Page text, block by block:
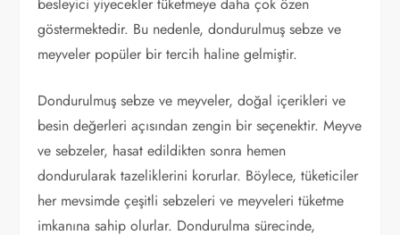
göstermektedir. Bu nedenle, dondurulmuş sebze ve
meyveler popüler bir tercih haline gelmiştir.
Dondurulmuş sebze ve meyveler, doğal içerikleri ve
besin değerleri açısından zengin bir seçenektir. Meyve
ve sebzeler, hasat edildikten sonra hemen
dondurularak tazeliklerini korurlar. Böylece, tüketiciler
her mevsimde çeşitli sebzeleri ve meyveleri tüketme
imkanına sahip olurlar. Dondurulma sürecinde,